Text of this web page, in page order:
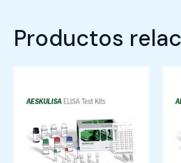
Productos